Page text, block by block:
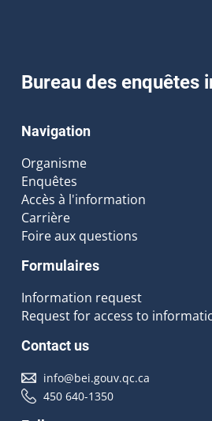
Bureau des enquêtes
Navigation
Organisme
Enquêtes
Accès à l'information
Carrière
Foire aux questions
Formulaires
Information request
Request for access to
Contact us
info@bei.gouv.qc.ca
450 640-1350